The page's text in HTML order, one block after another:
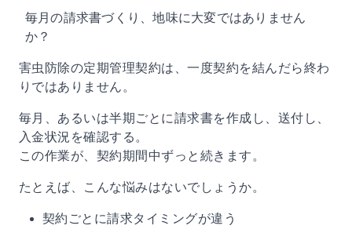
毎月の請求書づくり、地味に大変ではありません
か？
害虫防除の定期管理契約は、一度契約を結んだら終わ
りではありません。
毎月、あるいは半期ごとに請求書を作成し、送付し、
入金状況を確認する。
この作業が、契約期間中ずっと続きます。
たとえば、こんな悩みはないでしょうか。
契約ごとに請求タイミングが違う